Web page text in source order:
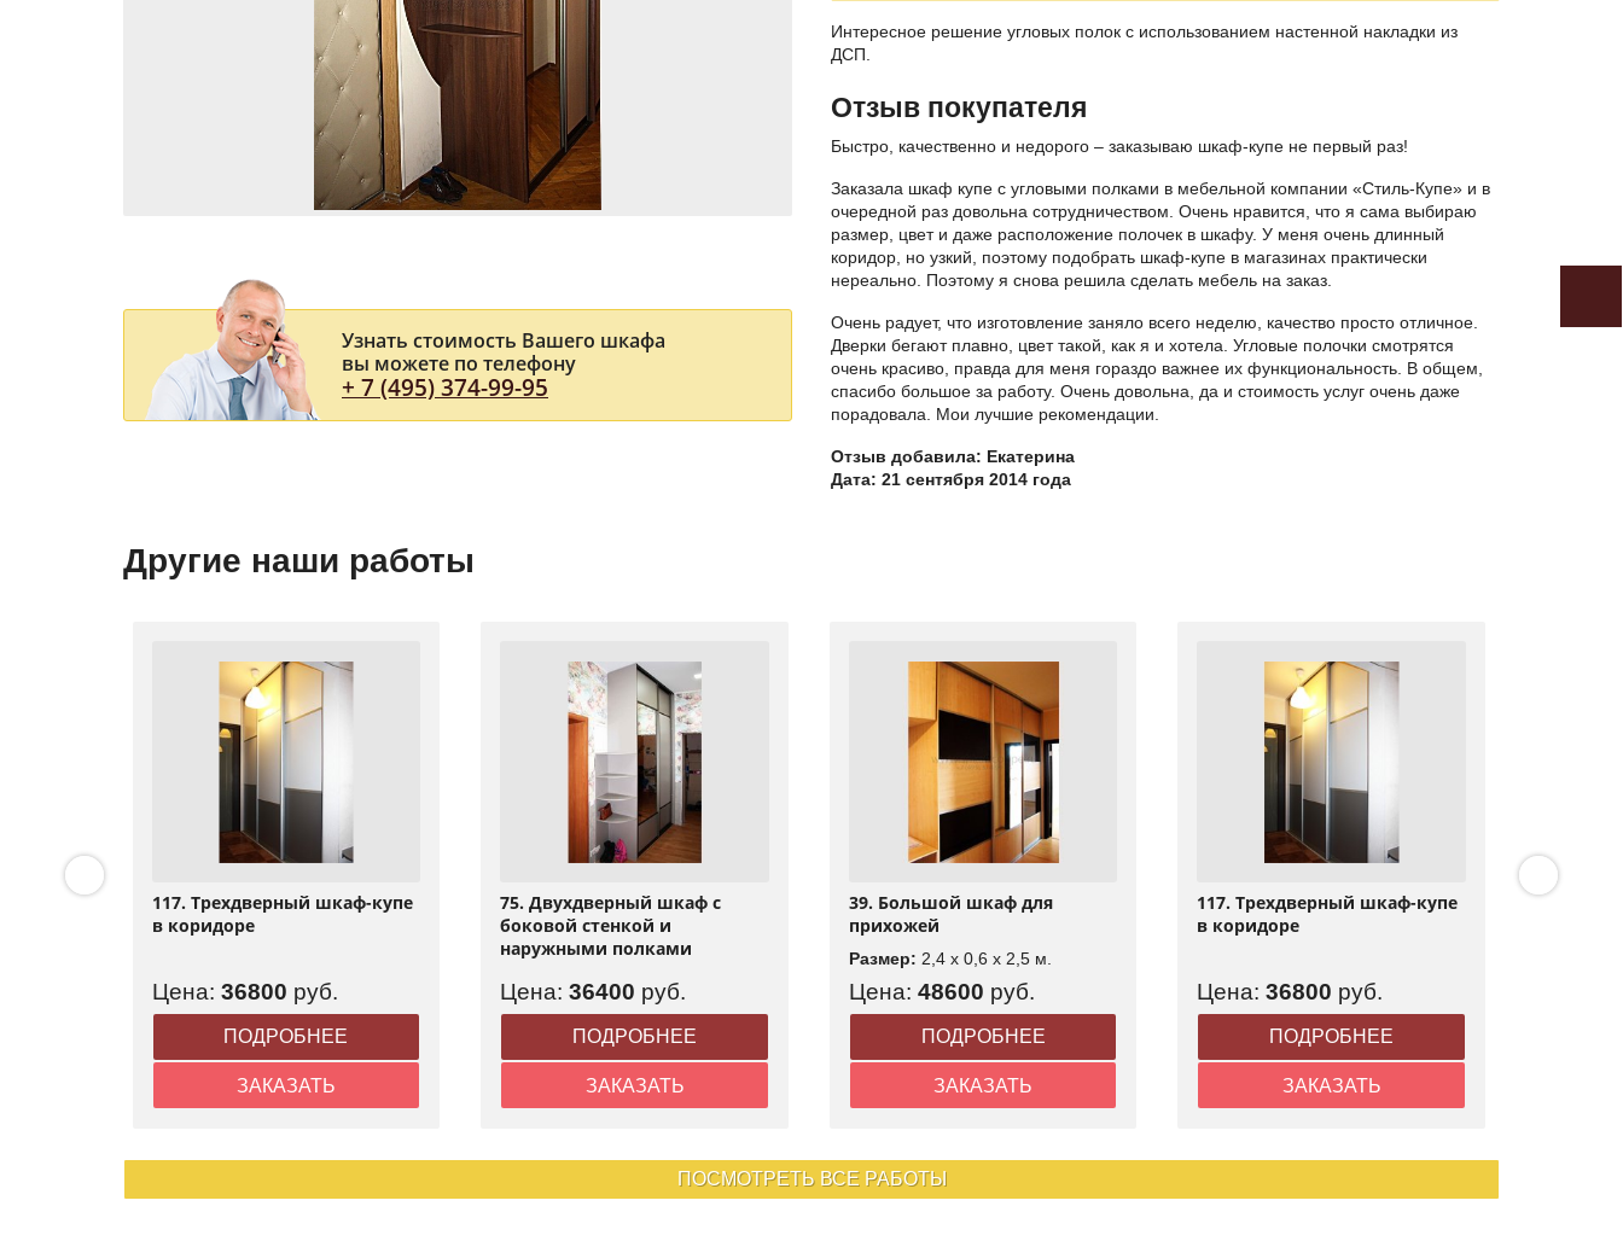
Узнать стоимость Вашего шкафа
вы можете по телефону
+ 7 (495) 374-99-95
Интересное решение угловых полок с использованием настенной накладки из
ДСП.
Отзыв покупателя
Быстро, качественно и недорого – заказываю шкаф-купе не первый раз!
Заказала шкаф купе с угловыми полками в мебельной компании «Стиль-Купе» и в
очередной раз довольна сотрудничеством. Очень нравится, что я сама выбираю
размер, цвет и даже расположение полочек в шкафу. У меня очень длинный
коридор, но узкий, поэтому подобрать шкаф-купе в магазинах практически
нереально. Поэтому я снова решила сделать мебель на заказ.
Очень радует, что изготовление заняло всего неделю, качество просто отличное.
Дверки бегают плавно, цвет такой, как я и хотела. Угловые полочки смотрятся
очень красиво, правда для меня гораздо важнее их функциональность. В общем,
спасибо большое за работу. Очень довольна, да и стоимость услуг очень даже
порадовала. Мои лучшие рекомендации.
Отзыв добавила: Екатерина
Дата: 21 сентября 2014 года
Другие наши работы
117. Трехдверный шкаф-купе
в коридоре
Цена: 36800 руб.
ПОДРОБНЕЕ
ЗАКАЗАТЬ
75. Двухдверный шкаф с
боковой стенкой и
наружными полками
Цена:36400 руб.
ПОДРОБНЕЕ
ЗАКАЗАТЬ
39. Большой шкаф для
прихожей
Размер: 2,4 x 0,6 x 2,5 м.
Цена: 48600 руб.
ПОДРОБНЕЕ
ЗАКАЗАТЬ
117. Трехдверный шкаф-купе
в коридоре
Цена:36800 руб.
ПОДРОБНЕЕ
ЗАКАЗАТЬ
ПОСМОТРЕТЬ ВСЕ РАБОТЫ